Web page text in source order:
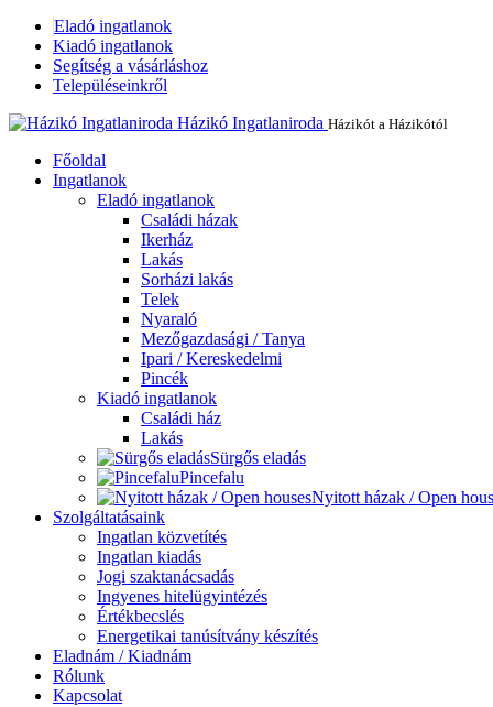
Eladó ingatlanok
Kiadó ingatlanok
Segítség a vásárláshoz
Településeinkről
Házikó Ingatlaniroda Házikót a Házikótól
Főoldal
Ingatlanok
Eladó ingatlanok
Családi házak
Ikerház
Lakás
Sorházi lakás
Telek
Nyaraló
Mezőgazdasági / Tanya
Ipari / Kereskedelmi
Pincék
Kiadó ingatlanok
Családi ház
Lakás
Sürgős eladás
Pincefalu
Nyitott házak / Open
Szolgáltatásaink
Ingatlan közvetítés
Ingatlan kiadás
Jogi szaktanácsadás
Ingyenes hitelügyintézés
Értékbecslés
Energetikai tanúsítvány készítés
Eladnám / Kiadnám
Rólunk
Kapcsolat